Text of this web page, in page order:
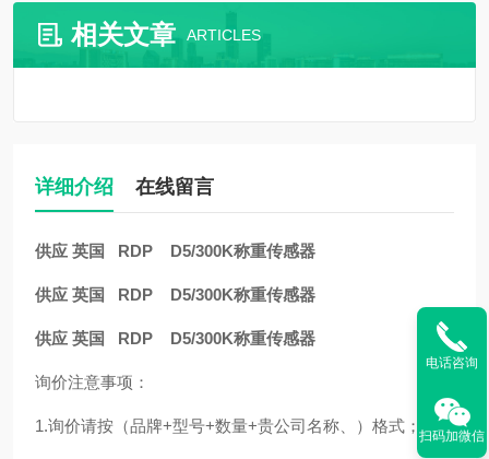
相关文章 ARTICLES
详细介绍 在线留言
供应 英国 RDP D5/300K称重传感器
供应 英国 RDP D5/300K称重传感器
供应 英国 RDP D5/300K称重传感器
询价注意事项：
1.询价请按（品牌+型号+数量+贵公司名称、）格式；
电话咨询
扫码加微信